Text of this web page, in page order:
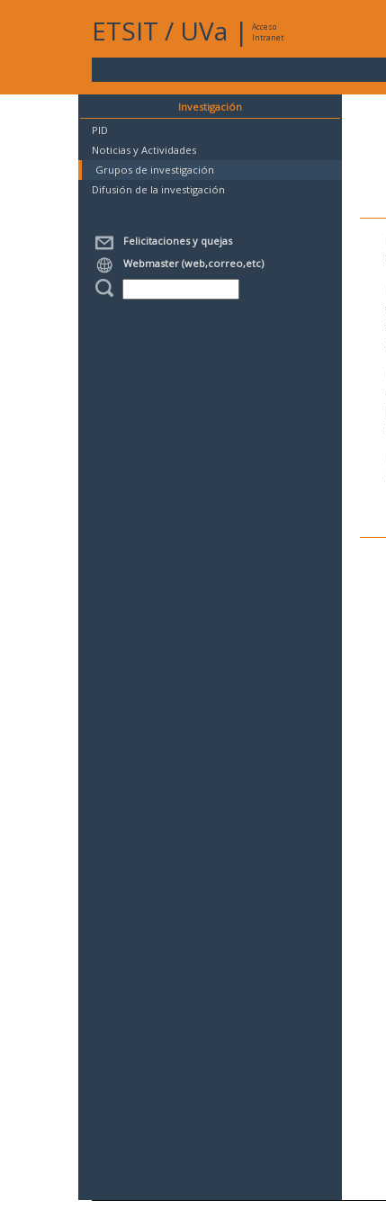
ETSIT / UVa |
Acceso
Intranet
Investigación
PID
Noticias y Actividades
Grupos de investigación
Difusión de la investigación
Felicitaciones y quejas
Webmaster (web,correo,etc)